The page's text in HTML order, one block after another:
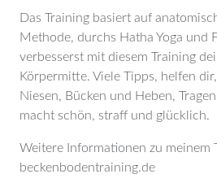
Das Training basiert auf
Methode, durchs Hatha Yoga und
verbesserst mit diesem Training
Körpermitte. Viele Tipps, helfen
Niesen, Bücken und Heben,
macht schön, straff und glücklich.
Weitere Informationen zu meinem
beckenbodentraining.de